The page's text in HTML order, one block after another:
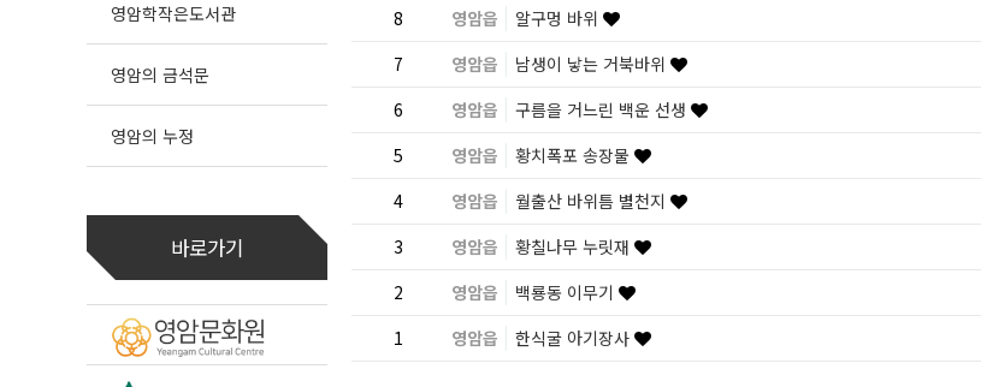
영암학작은도서관
영암의 금석문
영암의 누정
바로가기
8 영암읍 알구멍 바위
7
영암읍 남생이 낳는 거북바위
6
영암읍 구름을 거느린 백운 선생
5
영암읍 황치폭포 송장물
4
영암읍 월출산 바위틈 별천지
3
영암읍 황칠나무 누릿재
2
영암읍 백룡동 이무기
1
영암읍 한식굴 아기장사